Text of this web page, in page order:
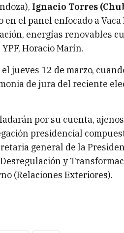
Ignacio Torres
el panel enfocado a Vaca
energías renovables
Horacio Marín.
jueves 12 de marzo,
de jura del reciente
por su cuenta,
presidencial
general de la
y
(Relaciones Exteriores).